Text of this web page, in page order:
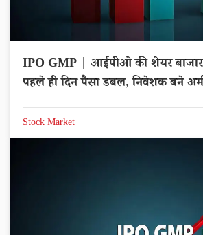
IPO GMP | आईपीओ की शेयर बाजार
पहले ही दिन पैसा डबल, निवेशक बने
Stock Market